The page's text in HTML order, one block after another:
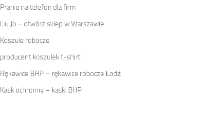
Pranie na telefon dla firm
Liu Jo – otwórz sklep w Warszawie
Koszule robocze
producent koszulek t-shirt
Rękawice BHP – rękawice robocze Łodź
Kask ochronny – kaski BHP